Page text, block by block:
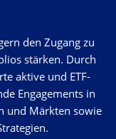
den Zugang zu
stärken. Durch
aktive und ETF-
Engagements in
und Märkten sowie